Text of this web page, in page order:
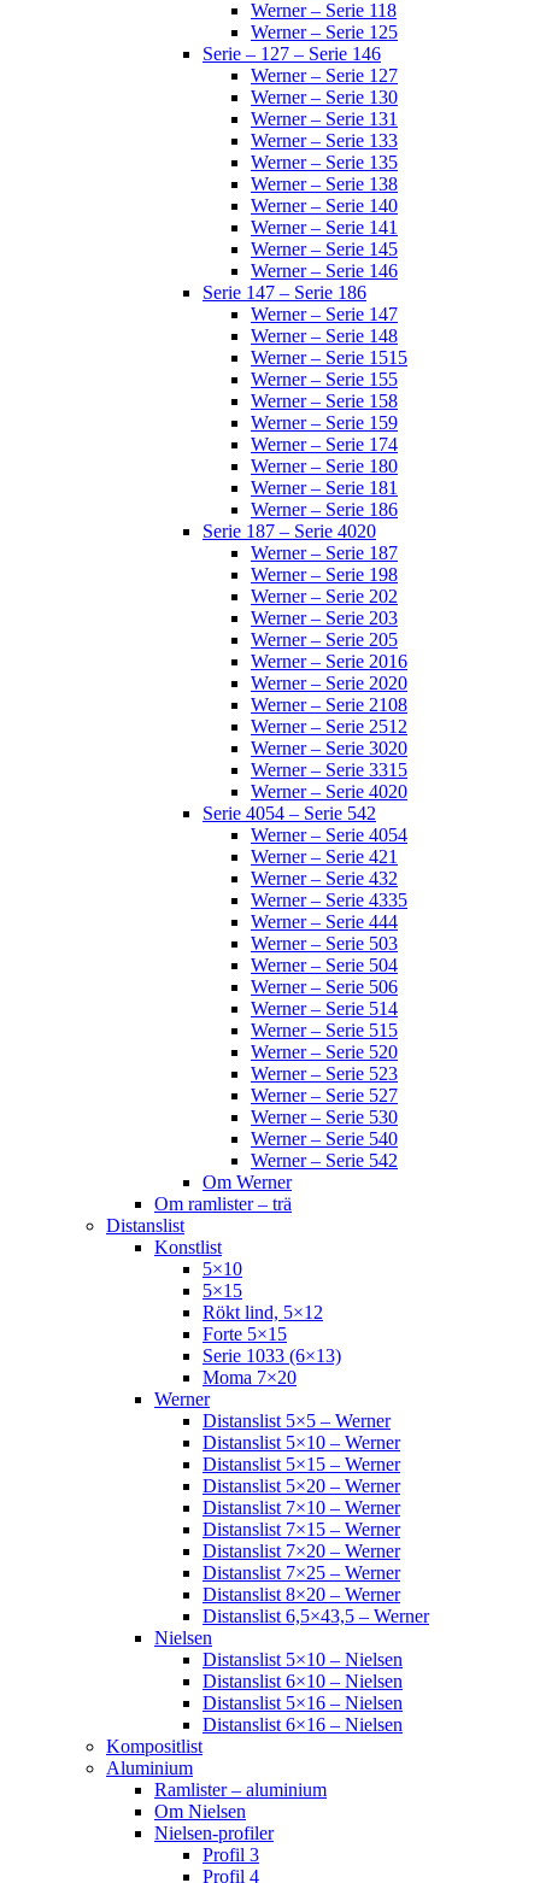
Werner – Serie 118
Werner – Serie 125
Serie – 127 – Serie 146
Werner – Serie 127
Werner – Serie 130
Werner – Serie 131
Werner – Serie 133
Werner – Serie 135
Werner – Serie 138
Werner – Serie 140
Werner – Serie 141
Werner – Serie 145
Werner – Serie 146
Serie 147 – Serie 186
Werner – Serie 147
Werner – Serie 148
Werner – Serie 1515
Werner – Serie 155
Werner – Serie 158
Werner – Serie 159
Werner – Serie 174
Werner – Serie 180
Werner – Serie 181
Werner – Serie 186
Serie 187 – Serie 4020
Werner – Serie 187
Werner – Serie 198
Werner – Serie 202
Werner – Serie 203
Werner – Serie 205
Werner – Serie 2016
Werner – Serie 2020
Werner – Serie 2108
Werner – Serie 2512
Werner – Serie 3020
Werner – Serie 3315
Werner – Serie 4020
Serie 4054 – Serie 542
Werner – Serie 4054
Werner – Serie 421
Werner – Serie 432
Werner – Serie 4335
Werner – Serie 444
Werner – Serie 503
Werner – Serie 504
Werner – Serie 506
Werner – Serie 514
Werner – Serie 515
Werner – Serie 520
Werner – Serie 523
Werner – Serie 527
Werner – Serie 530
Werner – Serie 540
Werner – Serie 542
Om Werner
Om ramlister – trä
Distanslist
Konstlist
5×10
5×15
Rökt lind, 5×12
Forte 5×15
Serie 1033 (6×13)
Moma 7×20
Werner
Distanslist 5×5 – Werner
Distanslist 5×10 – Werner
Distanslist 5×15 – Werner
Distanslist 5×20 – Werner
Distanslist 7×10 – Werner
Distanslist 7×15 – Werner
Distanslist 7×20 – Werner
Distanslist 7×25 – Werner
Distanslist 8×20 – Werner
Distanslist 6,5×43,5 – Werner
Nielsen
Distanslist 5×10 – Nielsen
Distanslist 6×10 – Nielsen
Distanslist 5×16 – Nielsen
Distanslist 6×16 – Nielsen
Kompositlist
Aluminium
Ramlister – aluminium
Om Nielsen
Nielsen-profiler
Profil 3
Profil 4